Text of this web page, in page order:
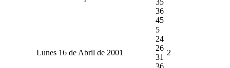
36
45
Lunes 16 de Abril de 2001
5
24
26
31
36
2